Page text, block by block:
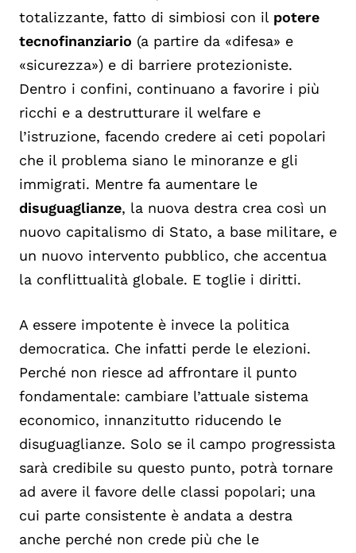
totalizzante, fatto di simbiosi con il potere
tecnofinanziario (a partire da «difesa» e
«sicurezza») e di barriere protezioniste.
Dentro i confini, continuano a favorire i più
ricchi e a destrutturare il welfare e
l’istruzione, facendo credere ai ceti popolari
che il problema siano le minoranze e gli
immigrati. Mentre fa aumentare le
disuguaglianze, la nuova destra crea così un
nuovo capitalismo di Stato, a base militare, e
un nuovo intervento pubblico, che accentua
la conflittualità globale. E toglie i diritti.
A essere impotente è invece la politica
democratica. Che infatti perde le elezioni.
Perché non riesce ad affrontare il punto
fondamentale: cambiare l’attuale sistema
economico, innanzitutto riducendo le
disuguaglianze. Solo se il campo progressista
sarà credibile su questo punto, potrà tornare
ad avere il favore delle classi popolari; una
cui parte consistente è andata a destra
anche perché non crede più che le